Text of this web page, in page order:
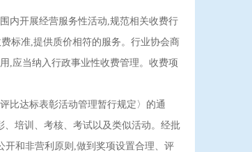
内开展经营服务性活动,规范相关收费行
标准,提供质价相符的服务。行业协会商
,应当纳入行政事业性收费管理。收费项
比达标表彰活动管理暂行规定〉的通
培训、考核、考试以及类似活动。经批
和非营利原则,做到奖项设置合理、评